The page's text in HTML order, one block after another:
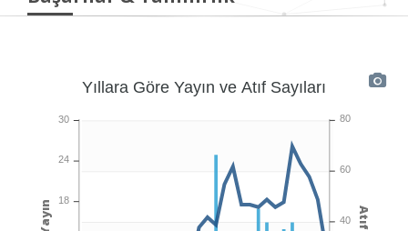
Yıllara Göre Yayın ve Atıf Sayıları
80
60
40 Atıf
30
24
18
Yayın